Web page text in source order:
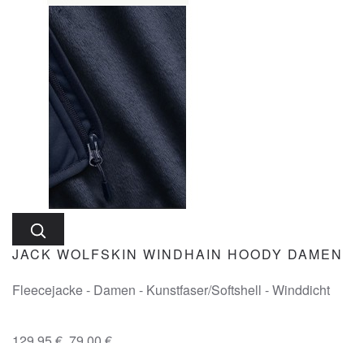
JACK WOLFSKIN WINDHAIN HOODY DAMEN
Fleecejacke - Damen - Kunstfaser/Softshell - Winddicht